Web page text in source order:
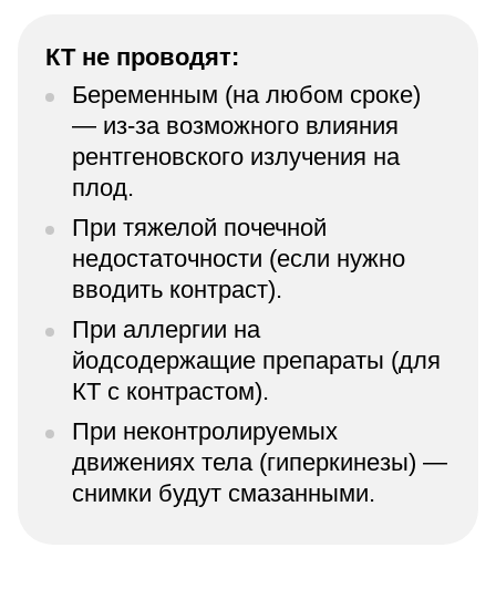
КТ не проводят:
Беременным (на любом сроке)
— из-за возможного влияния
рентгеновского излучения на
плод.
При тяжелой почечной
недостаточности (если нужно
вводить контраст).
При аллергии на
йодсодержащие препараты (для
КТ с контрастом).
При неконтролируемых
движениях тела (гиперкинезы) —
снимки будут смазанными.